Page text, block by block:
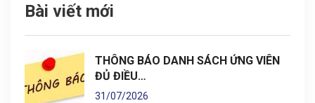
Bài viết mới
THÔNG BÁO DANH SÁCH ỨNG VIÊN
ĐỦ ĐIỀU…
31/07/2026